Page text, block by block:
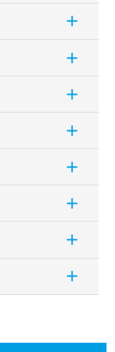
add
add
add
add
add
add
add
add